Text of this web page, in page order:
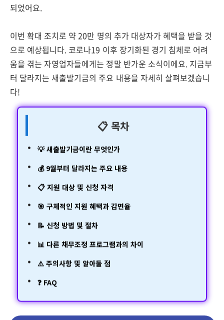
되었어요.
이번 확대 조치로 약 20만 명의 추가 대상자가 혜택을 받을 것
으로 예상됩니다. 코로나19 이후 장기화된 경기 침체로 어려
움을 겪는 자영업자들에게는 정말 반가운 소식이에요. 지금부
터 달라지는 새출발기금의 주요 내용을 자세히 살펴보겠습니
다!
📋 목차
💡 새출발기금이란 무엇인가
💰 9월부터 달라지는 주요 내용
📋 지원 대상 및 신청 자격
🎯 구체적인 지원 혜택과 감면율
📝 신청 방법 및 절차
📊 다른 채무조정 프로그램과의 차이
⚠️ 주의사항 및 알아둘 점
❓ FAQ